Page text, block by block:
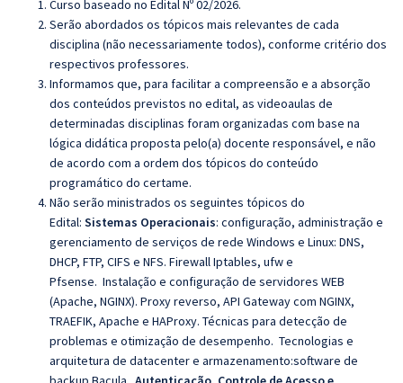
Curso baseado no Edital Nº 02/2026.
Serão abordados os tópicos mais relevantes de cada
disciplina (não necessariamente todos), conforme critério dos
respectivos professores.
Informamos que, para facilitar a compreensão e a absorção
dos conteúdos previstos no edital, as videoaulas de
determinadas disciplinas foram organizadas com base na
lógica didática proposta pelo(a) docente responsável, e não
de acordo com a ordem dos tópicos do conteúdo
programático do certame.
Não serão ministrados os seguintes tópicos do
Edital: Sistemas Operacionais: configuração, administração e
gerenciamento de serviços de rede Windows e Linux: DNS,
DHCP, FTP, CIFS e NFS. Firewall Iptables, ufw e
Pfsense. Instalação e configuração de servidores WEB
(Apache, NGINX). Proxy reverso, API Gateway com NGINX,
TRAEFIK, Apache e HAProxy. Técnicas para detecção de
problemas e otimização de desempenho. Tecnologias e
arquitetura de datacenter e armazenamento:software de